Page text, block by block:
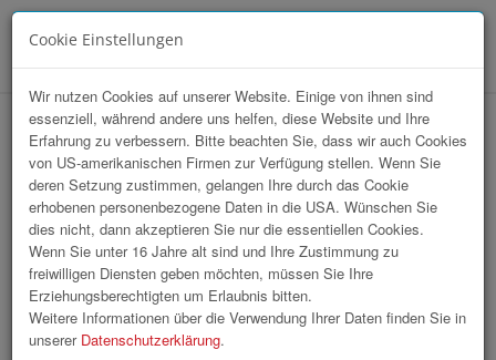
Ehrungsabend Stadtgemeinde Enns
Cookie Einstellungen
Wir nutzen Cookies auf unserer Website. Einige von ihnen sind
essenziell, während andere uns helfen, diese Website und Ihre
Erfahrung zu verbessern. Bitte beachten Sie, dass wir auch Cookies
von US-amerikanischen Firmen zur Verfügung stellen. Wenn Sie
deren Setzung zustimmen, gelangen Ihre durch das Cookie
erhobenen personenbezogene Daten in die USA. Wünschen Sie
dies nicht, dann akzeptieren Sie nur die essentiellen Cookies.
Wenn Sie unter 16 Jahre alt sind und Ihre Zustimmung zu
freiwilligen Diensten geben möchten, müssen Sie Ihre
Erziehungsberechtigten um Erlaubnis bitten.
Weitere Informationen über die Verwendung Ihrer Daten finden Sie in
unserer Datenschutzerklärung.